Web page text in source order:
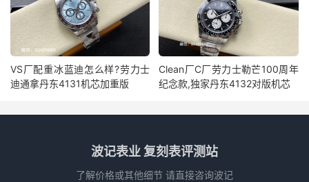
VS厂配重冰蓝迪怎么样?劳力士
迪通拿丹东4131机芯加重版
Clean厂C厂劳力士勒芒100周年
纪念款,独家丹东4132对版机芯
波记表业 复刻表评测站
了解价格或其他细节 请直接咨询波记